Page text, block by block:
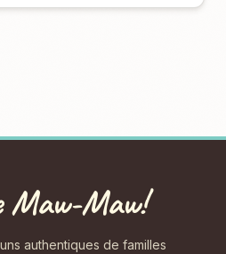
Maw-Maw!
authentiques de familles